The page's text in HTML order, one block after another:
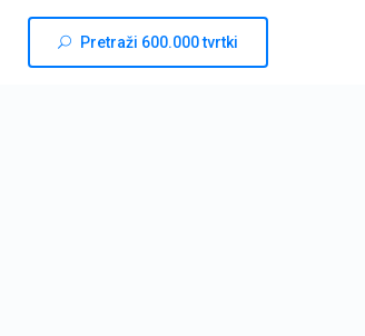
Pretraži 600.000 tvrtki